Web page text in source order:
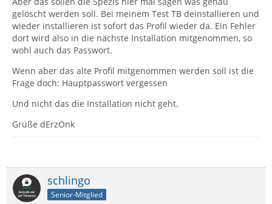
gelöscht werden soll. Bei meinem Test TB deinstallieren und
wieder installieren ist sofort das Profil wieder da. Ein Fehler
dort wird also in die nächste Installation mitgenommen, so
wohl auch das Passwort.
Wenn aber das alte Profil mitgenommen werden soll ist die
Frage doch: Hauptpasswort vergessen
Und nicht das die Installation nicht geht.
Grüße dErzOnk
schlingo
Senior-Mitglied